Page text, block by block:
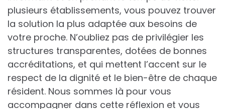
plusieurs établissements, vous pouvez trouver
la solution la plus adaptée aux besoins de
votre proche. N’oubliez pas de privilégier les
structures transparentes, dotées de bonnes
accréditations, et qui mettent l’accent sur le
respect de la dignité et le bien-être de chaque
résident. Nous sommes là pour vous
accompagner dans cette réflexion et vous